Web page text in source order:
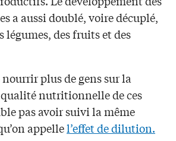
a aussi doublé, voire décuplé,
légumes, des fruits et des
plus de gens sur la
nutritionnelle de ces
pas avoir suivi la même
appellel’effet de dilution.